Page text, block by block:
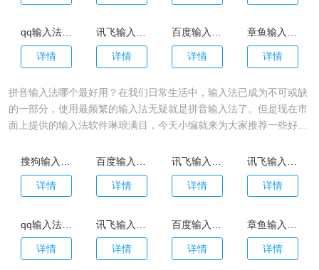
qq输入法手机版
详情
讯飞输入法最新版本
详情
百度输入法正版
详情
章鱼输入法安卓版
详情
拼音输入法哪个最好用？在我们日常生活中，输入法已成为不可或缺
的一部分，使用最频繁的输入法无疑就是拼音输入法了。但是现在市
面上提供的输入法软件琳琅满目，今天小编就来为大家推荐一些好用
详情 详情 详情 详情
详情 详情 详情 详情